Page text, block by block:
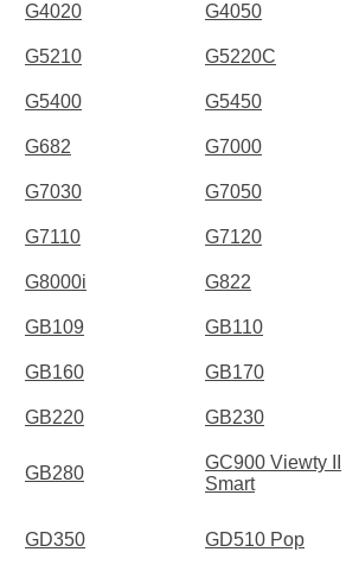
G4020 G4050
G5210 G5220C
G5400 G5450
G682 G7000
G7030 G7050
G7110 G7120
G8000i G822
GB109 GB110
GB160 GB170
GB220 GB230
GB280
GC900 Viewty II
Smart
GD350 GD510 Pop